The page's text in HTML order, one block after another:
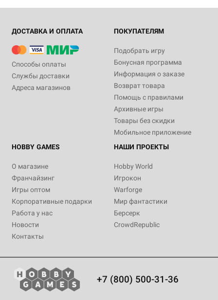
ДОСТАВКА И ОПЛАТА
Способы оплаты
Службы доставки
Адреса магазинов
ПОКУПАТЕЛЯМ
Подобрать игру
Бонусная программа
Информация о заказе
Возврат товара
Помощь с правилами
Архивные игры
Товары без скидки
Мобильное приложение
HOBBY GAMES
О магазине
Франчайзинг
Игры оптом
Корпоративные подарки
Работа у нас
Новости
Контакты
НАШИ ПРОЕКТЫ
Hobby World
Игрокон
Warforge
Мир фантастики
Берсерк
CrowdRepublic
+7 (800) 500-31-36